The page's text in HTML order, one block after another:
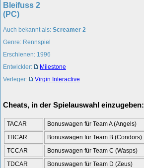
Bleifuss 2
(PC)
Auch bekannt als: Screamer 2
Genre: Rennspiel
Erschienen: 1996
Entwickler:
Milestone
Verleger:
Virgin Interactive
Cheats, in der Spielauswahl einzugeben:
TACAR
Bonuswagen für Team A (Angels)
TBCAR
Bonuswagen für Team B (Condors)
TCCAR
Bonuswagen für Team C (Wasps)
TDCAR
Bonuswagen für Team D (Zeus)